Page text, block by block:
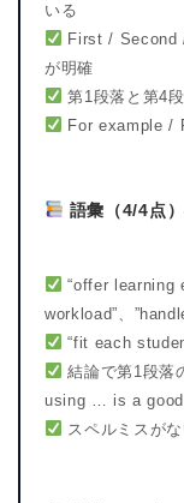
いる
First / Second
が明確
第1段落と第4
For example /
語彙（4/4点
“offer learning
workload”、
“fit each
結論で第1段落
using … is a good
スペルミスが